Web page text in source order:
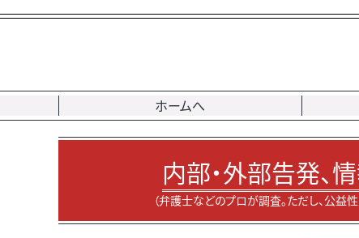
ホームへ
内部・外部告発、
（弁護士などのプロが調査。ただし、公益